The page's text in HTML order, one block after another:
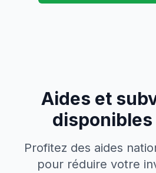
Aides et
disponibles
Profitez des aides
pour réduire votre